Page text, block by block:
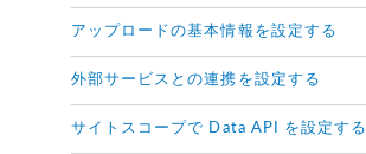
アップロードの基本情報を設定する
外部サービスとの連携を設定する
サイトスコープで Data API を設定する